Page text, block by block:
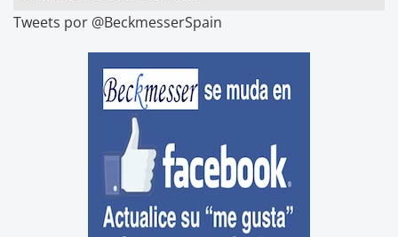
Tweets por @BeckmesserSpain